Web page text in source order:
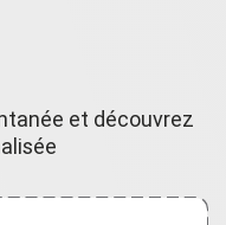
et découvrez